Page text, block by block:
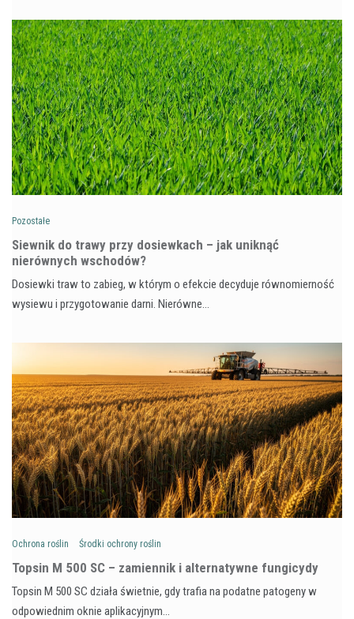
Pozostałe
Siewnik do trawy przy dosiewkach – jak uniknąć
nierównych wschodów?
Dosiewki traw to zabieg, w którym o efekcie decyduje równomierność
wysiewu i przygotowanie darni. Nierówne…
Ochrona roślin Środki ochrony roślin
Topsin M 500 SC – zamiennik i alternatywne fungicydy
Topsin M 500 SC działa świetnie, gdy trafia na podatne patogeny w
odpowiednim oknie aplikacyjnym…